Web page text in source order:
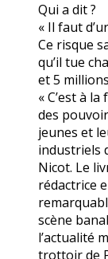
Qui a dit ?
« Il faut
Ce risque
qu’il tue
et 5
« C’est à
des
jeunes et
industriels
Nicot. Le
rédactrice
scène
l’actualité
trottoir de